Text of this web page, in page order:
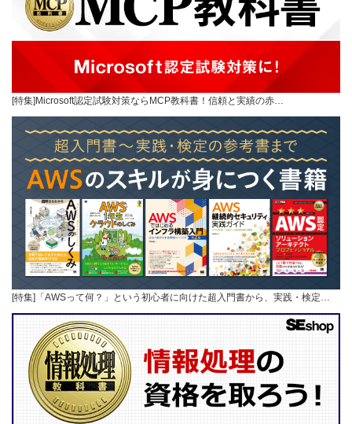
[特集]Microsoft認定試験対策ならMCP教科書！信頼と実績の赤…
[特集]「AWSって何？」という初心者に向けた超入門書から、実践・検定…